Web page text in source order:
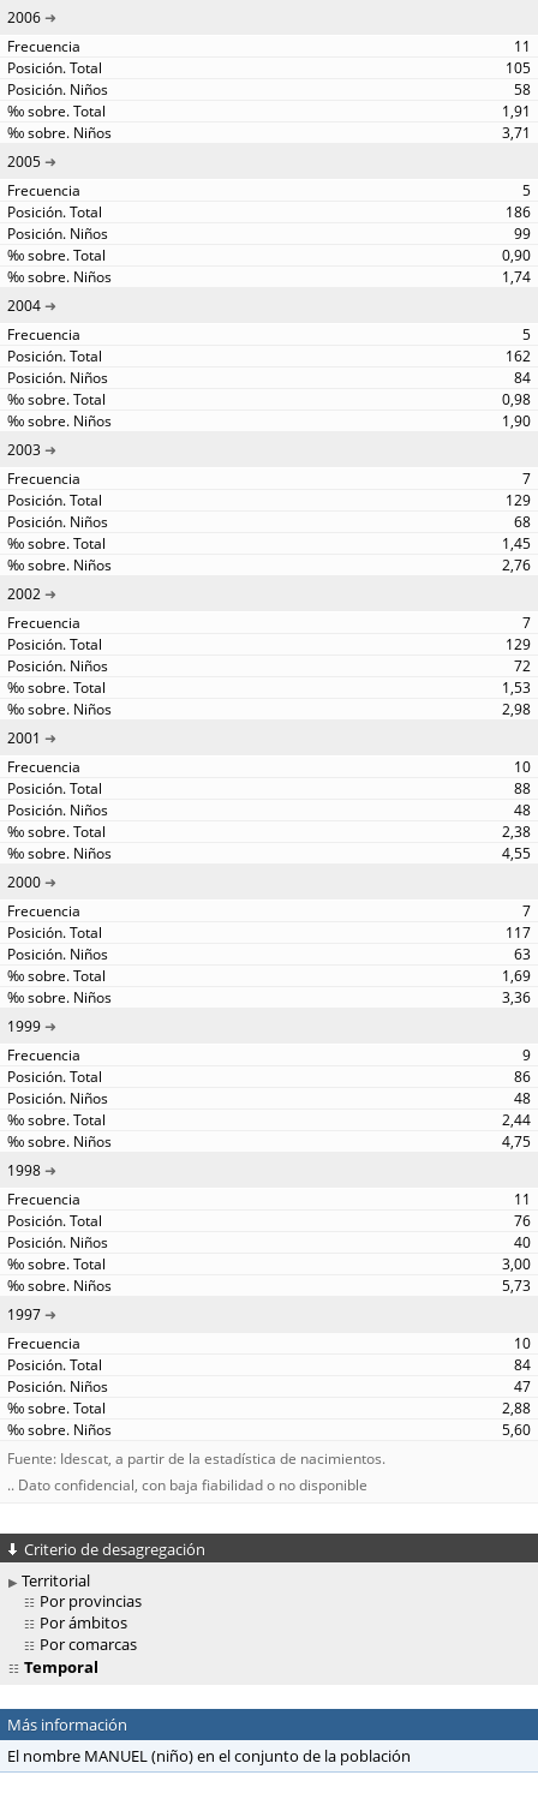
2006
11
105
58
1,91
3,71
2005
5
186
99
0,90
1,74
2004
5
162
84
0,98
1,90
2003
7
129
68
1,45
2,76
2002
7
129
72
1,53
2,98
2001
10
88
48
2,38
4,55
2000
7
117
63
1,69
3,36
1999
9
86
48
2,44
4,75
1998
11
76
40
3,00
5,73
1997
10
84
47
2,88
5,60
Fuente: Idescat, a partir de la estadística de nacimientos.
.. Dato confidencial, con baja fiabilidad o no disponible
Criterio de desagregación
Territorial
Por provincias
Por ámbitos
Por comarcas
Temporal
Más información
El nombre MANUEL (niño) en el conjunto de la población